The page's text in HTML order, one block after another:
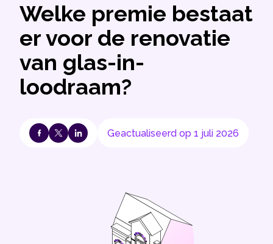
Welke premie bestaat
er voor de renovatie
van glas-in-
loodraam?
Geactualiseerd op 1 juli 2026